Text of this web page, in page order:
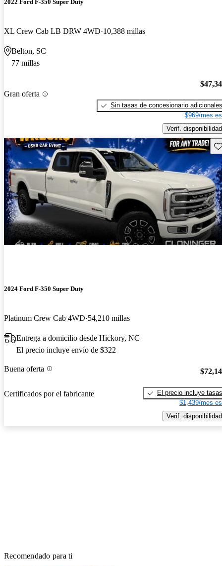
2022 Ford F-350 Super Duty
XL Crew Cab LB DRW 4WD 10,388 millas
Belton, SC
77 millas
Gran oferta
Sin tasas de concesionario adicionales
$969/mes
Verif. disponibilidad
2024 Ford F-350 Super Duty
Platinum Crew Cab 4WD 54,210 millas
Entrega a domicilio desde Hickory, NC
El precio incluye envío de $322
Buena oferta
Certificados por el fabricante
El precio incluye tasas
$1,439/mes
Verif. disponibilidad
Recomendado para ti